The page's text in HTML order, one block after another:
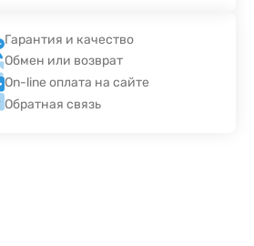
Гарантия и качество
Обмен или возврат
On-line оплата на сайте
Обратная связь